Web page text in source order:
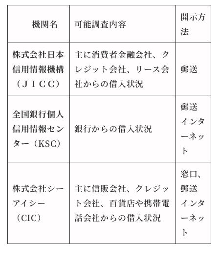
機関名 可能調査内容
開示方
法
株式会社日本
信用情報機構
（ＪＩＣＣ）
主に消費者金融会社、ク
レジット会社、リース会
社からの借入状況
郵送
全国銀行個人
信用情報セン
ター （KSC）
銀行からの借入状況
郵送
インタ
ーネッ
ト
株式会社シー
アイシー
（CIC）
主に信販会社、クレジッ
ト会社、百貨店や携帯電
話会社からの借入状況
窓口、
郵送
インタ
ーネッ
ト